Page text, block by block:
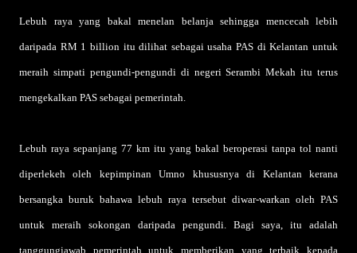
Lebuh raya yang bakal menelan belanja sehingga mencecah lebih
daripada RM 1 billion itu dilihat sebagai usaha PAS di Kelantan untuk
meraih simpati pengundi-pengundi di negeri Serambi Mekah itu terus
mengekalkan PAS sebagai pemerintah.
Lebuh raya sepanjang 77 km itu yang bakal beroperasi tanpa tol nanti
diperlekeh oleh kepimpinan Umno khususnya di Kelantan kerana
bersangka buruk bahawa lebuh raya tersebut diwar-warkan oleh PAS
untuk meraih sokongan daripada pengundi. Bagi saya, itu adalah
tanggungjawab pemerintah untuk memberikan yang terbaik kepada